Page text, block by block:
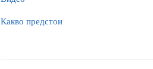
Какво предстои